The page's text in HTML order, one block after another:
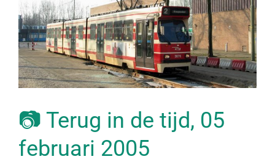
📷 Terug in de tijd, 05
februari 2005